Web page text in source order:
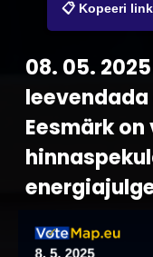
📋 Kopeeri link
08. 05.
Eesmärk